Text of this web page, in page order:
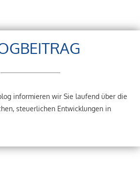
informieren wir Sie laufend über die
steuerlichen Entwicklungen in